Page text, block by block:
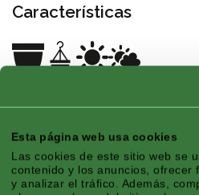
Esta página web usa cookies
Las cookies de este sitio web se
contenido y los anuncios, ofrecer
y analizar el tráfico. Además,
Características
Zona Climática:
Montaña, Atlántico
Temporada:Primavera,
Exposición: Sol